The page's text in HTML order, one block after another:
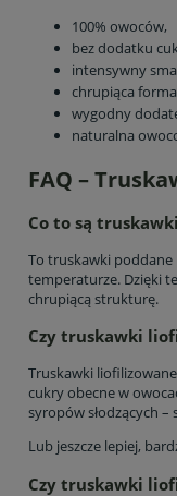
100% owoców,
bez dodatku
intensywny
chrupiąca
wygodny
naturalna
FAQ –
Co to są
To truskawki poddane
temperaturze. Dzięki
chrupiącą strukturę.
Czy truskawki
Truskawki
cukry obecne w
syropów słodzących –
Lub jeszcze lepiej,
Czy truskawki